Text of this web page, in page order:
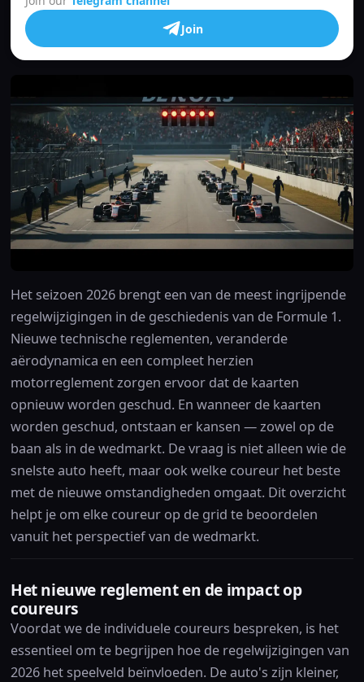
Join
Het seizoen 2026 brengt een van de meest ingrijpende
regelwijzigingen in de geschiedenis van de Formule 1.
Nieuwe technische reglementen, veranderde
aërodynamica en een compleet herzien
motorreglement zorgen ervoor dat de kaarten
opnieuw worden geschud. En wanneer de kaarten
worden geschud, ontstaan er kansen — zowel op de
baan als in de wedmarkt. De vraag is niet alleen wie de
snelste auto heeft, maar ook welke coureur het beste
met de nieuwe omstandigheden omgaat. Dit overzicht
helpt je om elke coureur op de grid te beoordelen
vanuit het perspectief van de wedmarkt.
Het nieuwe reglement en de impact op
coureurs
Voordat we de individuele coureurs bespreken, is het
essentieel om te begrijpen hoe de regelwijzigingen van
2026 het speelveld beïnvloeden. De auto's zijn kleiner,